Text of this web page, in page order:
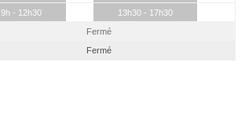
9h - 12h30
13h30 - 17h30
Fermé
Fermé